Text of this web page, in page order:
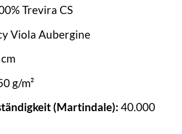
Trevira CS
Viola Aubergine
g/m²
(Martindale): 40.000